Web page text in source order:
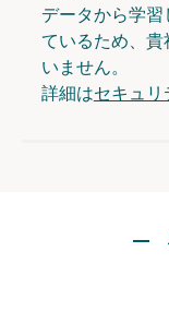
データから学
ているため、
いません。
詳細はセキュリ